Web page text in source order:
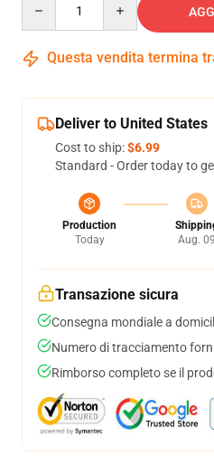
Questa vendita termina
Deliver to United States
Cost to ship:$6.99
Standard - Order today to
Production
Today
Aug. 09
Transazione sicura
Consegna mondiale a
Numero di tracciamento
Rimborso completo se il